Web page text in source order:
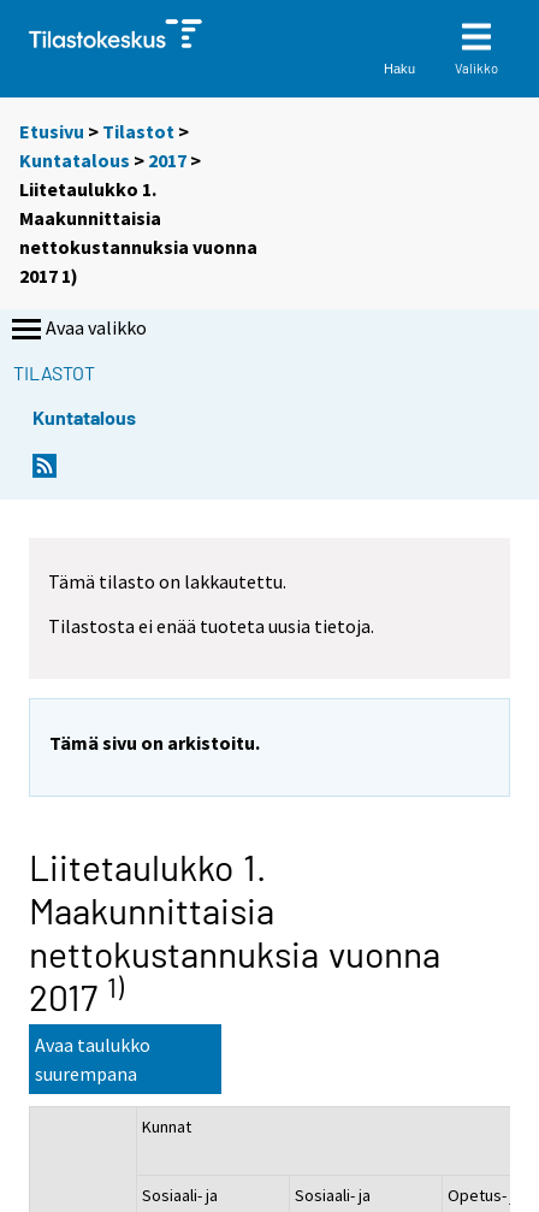
Haku Valikko
Etusivu > Tilastot >
Kuntatalous > 2017 >
Liitetaulukko 1.
Maakunnittaisia
nettokustannuksia vuonna
2017 1)
Avaa valikko
TILASTOT
Kuntatalous
Tämä tilasto on lakkautettu.
Tilastosta ei enää tuoteta uusia tietoja.
Tämä sivu on arkistoitu.
Liitetaulukko 1.
Maakunnittaisia
nettokustannuksia vuonna
2017 1)
Avaa taulukko
suurempana
Kunnat
Sosiaali- ja
Sosiaali- ja
Opetus- ja